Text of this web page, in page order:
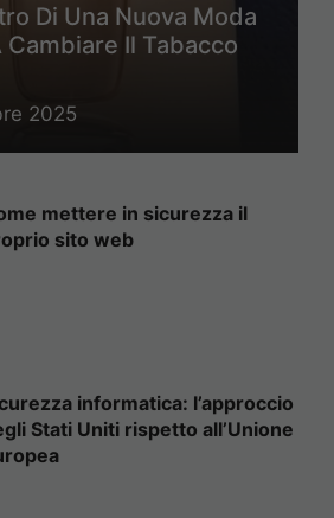
Di Una Nuova Moda
Cambiare Il Tabacco
2025
mettere in sicurezza il
sito web
informatica: l’approccio
Stati Uniti rispetto all’Unione